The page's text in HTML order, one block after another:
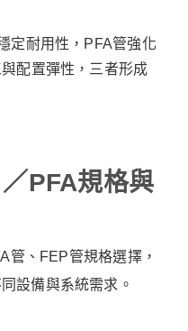
定耐用性，PFA管強化
配置彈性，三者形成
PFA規格與
管、FEP管規格選擇，
設備與系統需求。